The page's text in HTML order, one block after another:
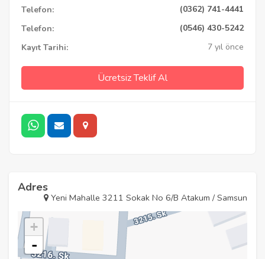
Telefon:
(0362) 741-4441
Telefon:
(0546) 430-5242
Kayıt Tarihi:
7 yıl önce
Ücretsiz Teklif Al
Adres
Yeni Mahalle 3211 Sokak No 6/B Atakum / Samsun
+
-